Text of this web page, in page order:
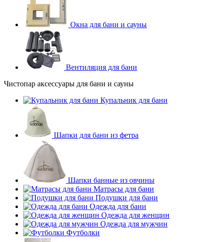
Окна для бани и сауны
Вентиляция для бани
Чистопар аксессуары для бани и сауны
Купальник для бани
Шапки для бани из фетра
Шапки банные из овчины
Матрасы для бани
Подушки для бани
Одежда для бани
Одежда для женщин
Одежда для мужчин
Футболки